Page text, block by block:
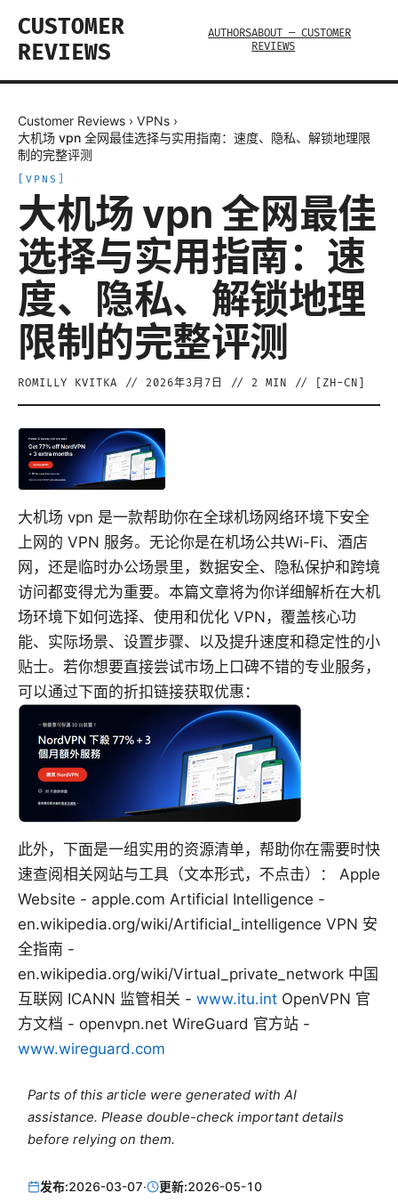
CUSTOMER
REVIEWS
AUTHORSABOUT — CUSTOMER
REVIEWS
Customer Reviews › VPNs ›
大机场 vpn 全网最佳选择与实用指南：速度、隐私、解锁地理限
制的完整评测
VPNS
大机场 vpn 全网最佳
选择与实用指南：速
度、隐私、解锁地理
限制的完整评测
ROMILLY KVITKA // 2026年3月7日 // 2 MIN // [ ZH-CN
大机场 vpn 是一款帮助你在全球机场网络环境下安全
上网的 VPN 服务。无论你是在机场公共Wi-Fi、酒店
网，还是临时办公场景里，数据安全、隐私保护和跨境
访问都变得尤为重要。本篇文章将为你详细解析在大机
场环境下如何选择、使用和优化 VPN，覆盖核心功
能、实际场景、设置步骤、以及提升速度和稳定性的小
贴士。若你想要直接尝试市场上口碑不错的专业服务，
可以通过下面的折扣链接获取优惠：
此外，下面是一组实用的资源清单，帮助你在需要时快
速查阅相关网站与工具（文本形式，不点击）： Apple
Website - apple.com Artificial Intelligence -
en.wikipedia.org/wiki/Artificial_intelligence VPN 安
全指南 -
en.wikipedia.org/wiki/Virtual_private_network 中国
互联网 ICANN 监管相关 - www.itu.int OpenVPN 官
方文档 - openvpn.net WireGuard 官方站 -
www.wireguard.com
Parts of this article were generated with AI
assistance. Please double-check important details
before relying on them.
发布:2026-03-07· 更新:2026-05-10